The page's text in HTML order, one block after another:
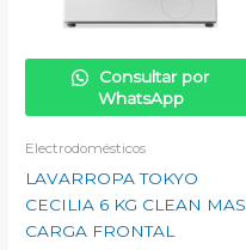
Consultar por
WhatsApp
Electrodomésticos
LAVARROPA TOKYO
CECILIA 6 KG CLEAN MAS
CARGA FRONTAL